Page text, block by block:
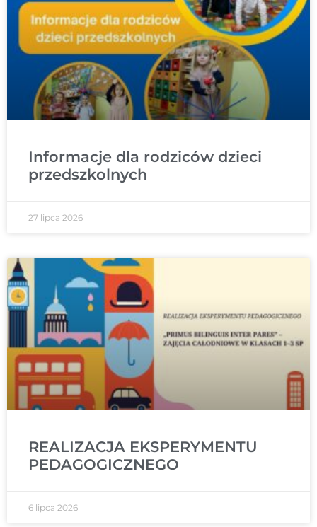
Informacje dla rodziców dzieci
przedszkolnych
27 lipca 2026
REALIZACJA EKSPERYMENTU
PEDAGOGICZNEGO
6 lipca 2026